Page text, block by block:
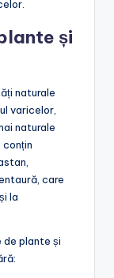
și
naturale
varicelor,
naturale
care
la
plante și